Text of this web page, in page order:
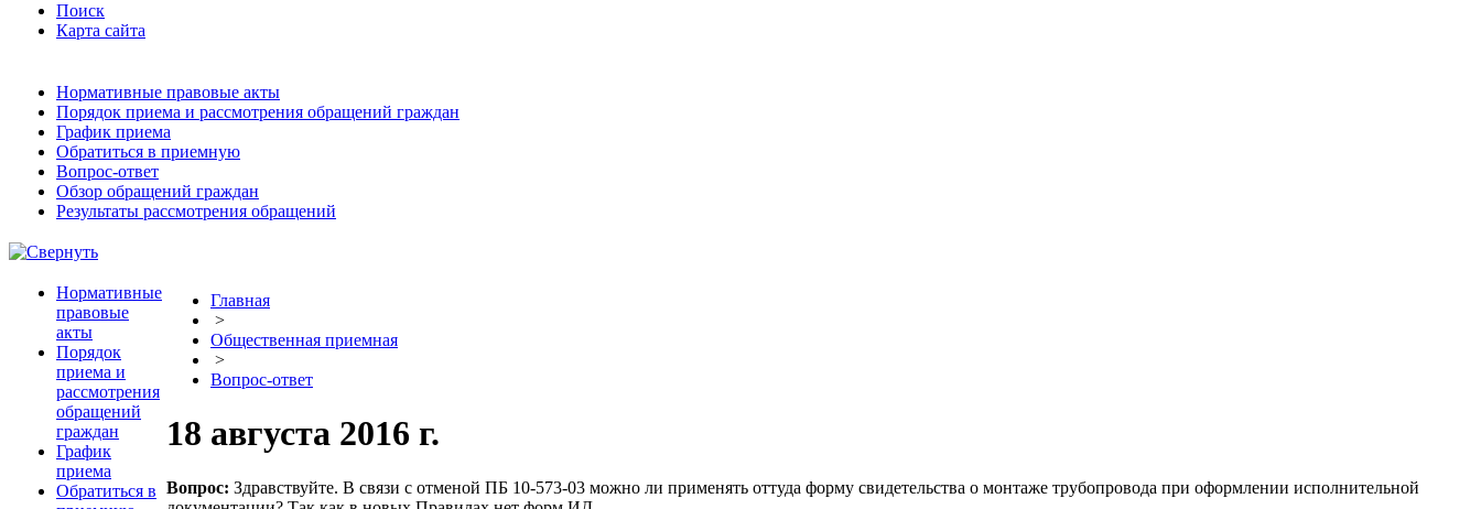
Поиск
Карта сайта
Нормативные правовые акты
Порядок приема и рассмотрения обращений граждан
График приема
Обратиться в приемную
Вопрос-ответ
Обзор обращений граждан
Результаты рассмотрения обращений
Нормативные
правовые
акты
Порядок
приема и
рассмотрения
обращений
граждан
График
приема
Обратиться в
Главная
>
Общественная приемная
>
Вопрос-ответ
18 августа 2016 г.
Вопрос: Здравствуйте. В связи с отменой ПБ 10-573-03 можно ли применять оттуда форму свидетельства о монтаже трубопровода при оформлении исполнительной